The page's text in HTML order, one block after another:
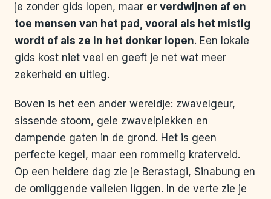
je zonder gids lopen, maar er verdwijnen af en
toe mensen van het pad, vooral als het mistig
wordt of als ze in het donker lopen. Een lokale
gids kost niet veel en geeft je net wat meer
zekerheid en uitleg.
Boven is het een ander wereldje: zwavelgeur,
sissende stoom, gele zwavelplekken en
dampende gaten in de grond. Het is geen
perfecte kegel, maar een rommelig kraterveld.
Op een heldere dag zie je Berastagi, Sinabung en
de omliggende valleien liggen. In de verte zie je